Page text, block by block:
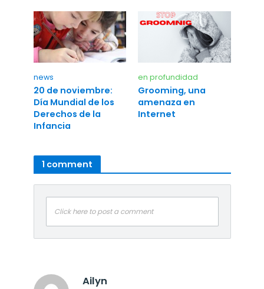
news
20 de noviembre:
Día Mundial de los
Derechos de la
Infancia
en profundidad
Grooming, una
amenaza en
Internet
1 comment
Click here to post a comment
Ailyn